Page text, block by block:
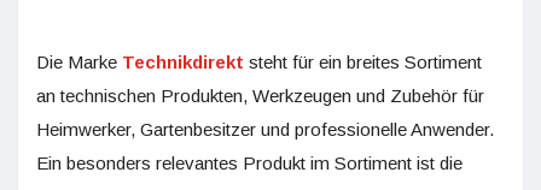
Die Marke Technikdirekt steht für ein breites Sortiment
an technischen Produkten, Werkzeugen und Zubehör für
Heimwerker, Gartenbesitzer und professionelle Anwender.
Ein besonders relevantes Produkt im Sortiment ist die